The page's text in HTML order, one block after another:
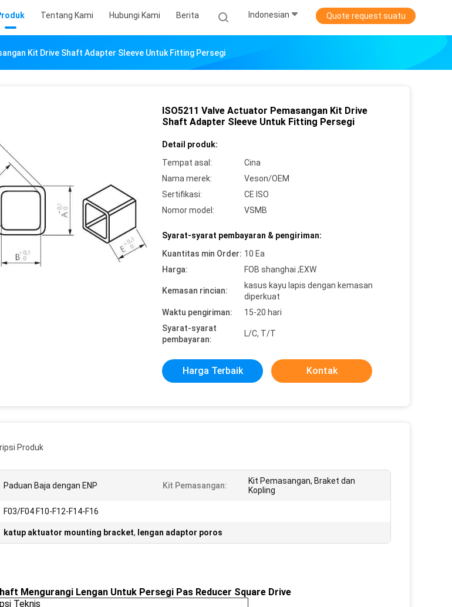
Tentang Kami Hubungi Kami Berita Indonesian Quote request suatu
Kit Drive Shaft Adapter Sleeve Untuk Fitting Persegi
ISO5211 Valve Actuator Pemasangan Kit Drive
Shaft Adapter Sleeve Untuk Fitting Persegi
Detail produk:
Tempat asal:
Cina
Nama merek:
Veson/OEM
Sertifikasi:
CE ISO
Nomor model:
VSMB
Syarat-syarat pembayaran & pengiriman:
Kuantitas min Order: 10 Ea
Harga:
FOB shanghai ;EXW
Kemasan rincian:
kasus kayu lapis dengan kemasan
diperkuat
Waktu pengiriman:
15-20 hari
Syarat-syarat
pembayaran:
L/C, T/T
Harga Terbaik Kontak
Produk
Paduan Baja dengan ENP Kit Pemasangan:
Kit Pemasangan, Braket dan
Kopling
F03/F04 F10-F12-F14-F16
katup aktuator mounting bracket, lengan adaptor poros
Mengurangi Lengan Untuk Persegi Pas Reducer Square Drive
Teknis